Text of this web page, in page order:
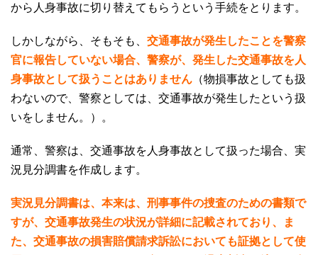
から人身事故に切り替えてもらうという手続をとります。
しかしながら、そもそも、 交通事故が発生したことを警察
官に報告していない場合、警察が、発生した交通事故を人
身事故として扱うことはありません （物損事故としても扱
わないので、警察としては、交通事故が発生したという扱
いをしません。）。
通常、警察は、交通事故を人身事故として扱った場合、実
況見分調書を作成します。
実況見分調書は、本来は、刑事事件の捜査のための書類で
すが、交通事故発生の状況が詳細に記載されており、ま
た、交通事故の損害賠償請求訴訟においても証拠として使